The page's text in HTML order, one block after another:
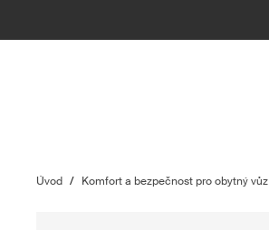
Úvod / Komfort a bezpečnost pro obytný vůz